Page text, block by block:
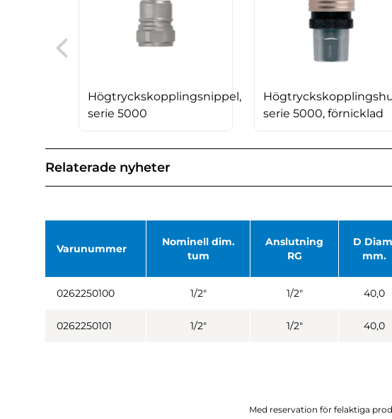
Högtryckskopplingsnippel,
serie 5000
serie 5000, förnicklad
Relaterade nyheter
Varunummer
Nominell dim.
tum
Anslutning
RG
D
mm.
0262250100 1/2" 1/2" 40,0
0262250101 1/2" 1/2" 40,0
Med reservation för felaktiga